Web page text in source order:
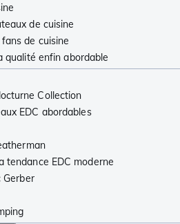
de cuisine
de cuisine
qualité enfin abordable
Collection
EDC abordables
tendance EDC moderne
Gerber